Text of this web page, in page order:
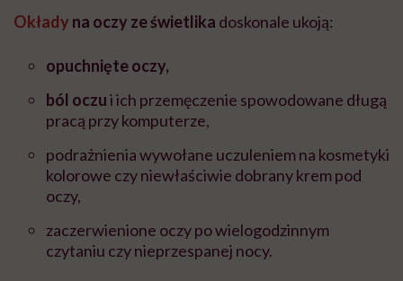
Okłady na oczy ze świetlika doskonale ukoją:
opuchnięte oczy,
ból oczui ich przemęczenie spowodowane długą
pracą przy komputerze,
podrażnienia wywołane uczuleniem na kosmetyki
kolorowe czy niewłaściwie dobrany krem pod
oczy,
zaczerwienione oczy po wielogodzinnym
czytaniu czy nieprzespanej nocy.